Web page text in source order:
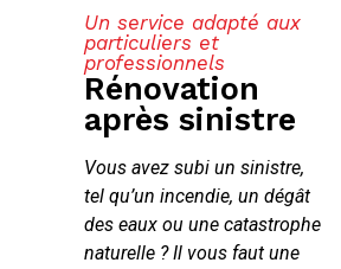
Un service adapté aux
particuliers et
professionnels
Rénovation
après sinistre
Vous avez subi un sinistre,
tel qu’un incendie, un dégât
des eaux ou une catastrophe
naturelle ? Il vous faut une